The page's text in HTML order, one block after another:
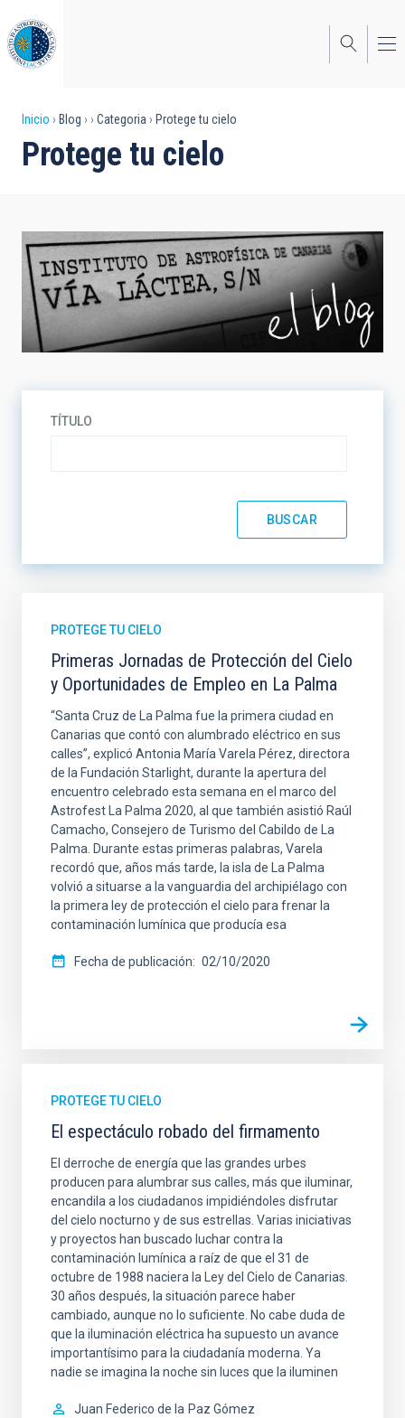
al
contenido
principal
Sobrescribir
enlaces
a
la
navegación
Inicio Blog Categoria Protege tu cielo
Protege tu cielo
TÍTULO
PROTEGE TU CIELO
Primeras Jornadas de Protección del Cielo
y Oportunidades de Empleo en La Palma
“Santa Cruz de La Palma fue la primera ciudad en
Canarias que contó con alumbrado eléctrico en sus
calles”, explicó Antonia María Varela Pérez, directora
de la Fundación Starlight, durante la apertura del
encuentro celebrado esta semana en el marco del
Astrofest La Palma 2020, al que también asistió Raúl
Camacho, Consejero de Turismo del Cabildo de La
Palma. Durante estas primeras palabras, Varela
recordó que, años más tarde, la isla de La Palma
volvió a situarse a la vanguardia del archipiélago con
la primera ley de protección el cielo para frenar la
contaminación lumínica que producía esa
Fecha de publicación 02/10/2020
PROTEGE TU CIELO
El espectáculo robado del firmamento
El derroche de energía que las grandes urbes
producen para alumbrar sus calles, más que iluminar,
encandila a los ciudadanos impidiéndoles disfrutar
del cielo nocturno y de sus estrellas. Varias iniciativas
y proyectos han buscado luchar contra la
contaminación lumínica a raíz de que el 31 de
octubre de 1988 naciera la Ley del Cielo de Canarias.
30 años después, la situación parece haber
cambiado, aunque no lo suficiente. No cabe duda de
que la iluminación eléctrica ha supuesto un avance
importantísimo para la ciudadanía moderna. Ya
nadie se imagina la noche sin luces que la iluminen
Juan Federico de la Paz Gómez